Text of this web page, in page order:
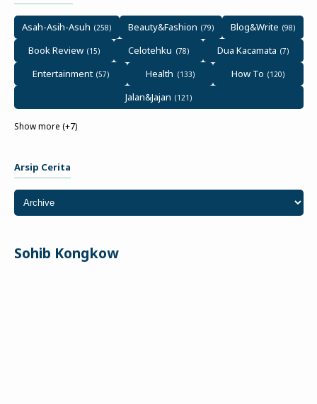
Asah-Asih-Asuh Beauty&Fashion
Blog&Write
Book Review
Celotehku
Dua Kacamata
Entertainment
Health
How To
Jalan&Jajan
Show more (+7)
Arsip Cerita
Sohib Kongkow